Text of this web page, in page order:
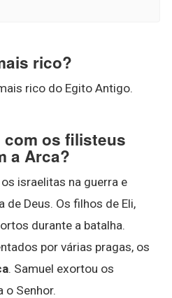
rico?
rico do Egito Antigo.
com os filisteus
a Arca?
israelitas na guerra e
de Deus. Os filhos de Eli,
durante a batalha.
por várias pragas, os
. Samuel exortou os
o Senhor.